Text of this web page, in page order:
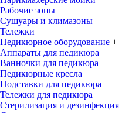
Рабочие зоны
Сушуары и климазоны
Тележки
Педикюрное оборудование +
Аппараты для педикюра
Ванночки для педикюра
Педикюрные кресла
Подставки для педикюра
Тележки для педикюра
Стерилизация и дезинфекция